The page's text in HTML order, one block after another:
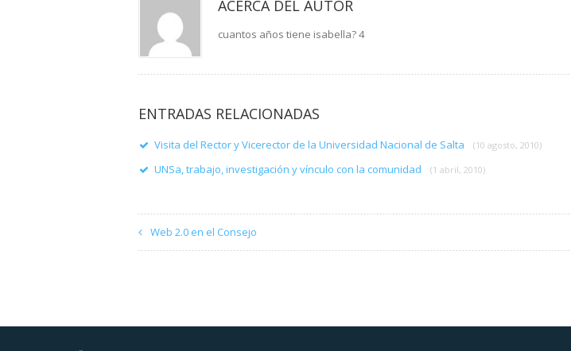
ACERCA DEL AUTOR
cuantos años tiene isabella? 4
ENTRADAS RELACIONADAS
Visita del Rector y Vicerector de la Universidad Nacional de Salta (10 agosto, 2010)
UNSa, trabajo, investigación y vínculo con la comunidad (1 abril, 2010)
Web 2.0 en el Consejo